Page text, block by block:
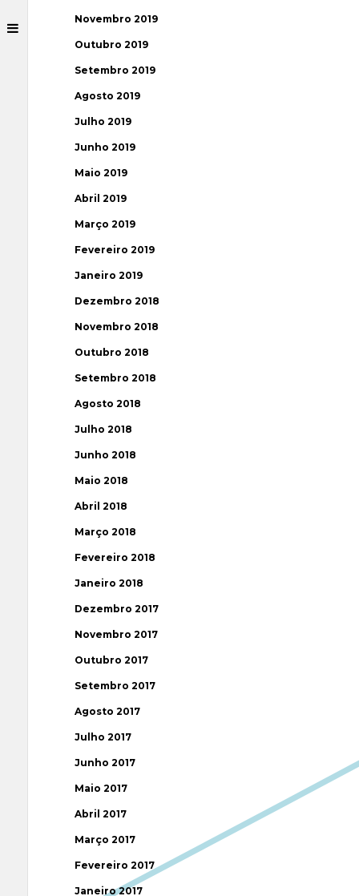
Novembro 2019
Outubro 2019
Setembro 2019
Agosto 2019
Julho 2019
Junho 2019
Maio 2019
Abril 2019
Março 2019
Fevereiro 2019
Janeiro 2019
Dezembro 2018
Novembro 2018
Outubro 2018
Setembro 2018
Agosto 2018
Julho 2018
Junho 2018
Maio 2018
Abril 2018
Março 2018
Fevereiro 2018
Janeiro 2018
Dezembro 2017
Novembro 2017
Outubro 2017
Setembro 2017
Agosto 2017
Julho 2017
Junho 2017
Maio 2017
Abril 2017
Março 2017
Fevereiro 2017
Janeiro 2017